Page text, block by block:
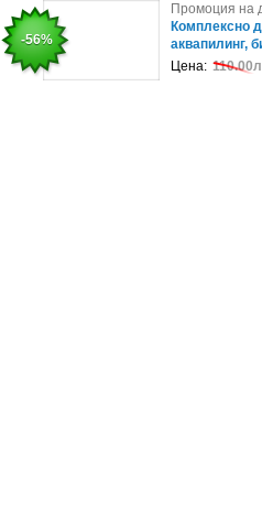
-70%
Промоция на
Процедура
Цена: 97.79лв
-56%
Промоция на
Комплексно
аквапилинг,
Цена: